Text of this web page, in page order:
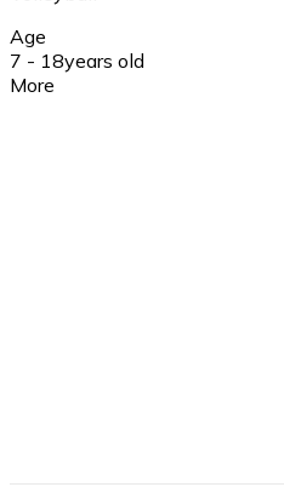
Age
7 - 18years old
More